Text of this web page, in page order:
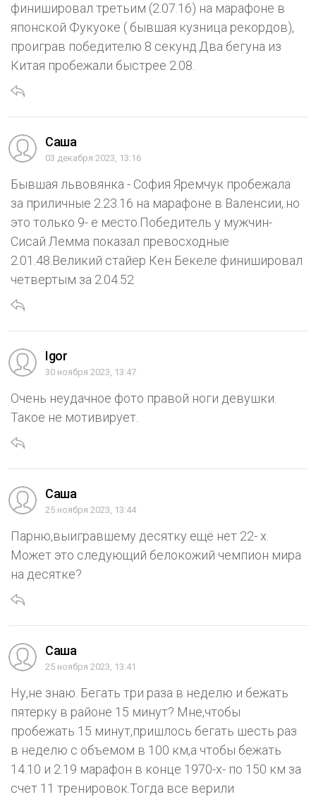
финишировал третьим (2.07.16) на марафоне в
японской Фукуоке ( бывшая кузница рекордов),
проиграв победителю 8 секунд.Два бегуна из
Китая пробежали быстрее 2.08.
Саша
03 декабря 2023, 13:16
Бывшая львовянка - София Яремчук пробежала
за приличные 2.23.16 на марафоне в Валенсии,.но
это только 9- е место.Победитель у мужчин-
Сисай Лемма показал превосходные
2.01.48.Великий стайер Кен Бекеле финишировал
четвертым за 2.04.52
Igor
30 ноября 2023, 13:47
Очень неудачное фото правой ноги девушки.
Такое не мотивирует.
Саша
25 ноября 2023, 13:44
Парню,выигравшему десятку ещё нет 22- х.
Может это следующий белокожий чемпион мира
на десятке?
Саша
25 ноября 2023, 13:41
Ну,не знаю. Бегать три раза в неделю и бежать
пятерку в районе 15 минут? Мне,чтобы
пробежать 15 минут,пришлось бегать шесть раз
в неделю с объемом в 100 км,а чтобы бежать
14.10 и 2.19 марафон в конце 1970-х- по 150 км за
счет 11 тренировок.Тогда все верили